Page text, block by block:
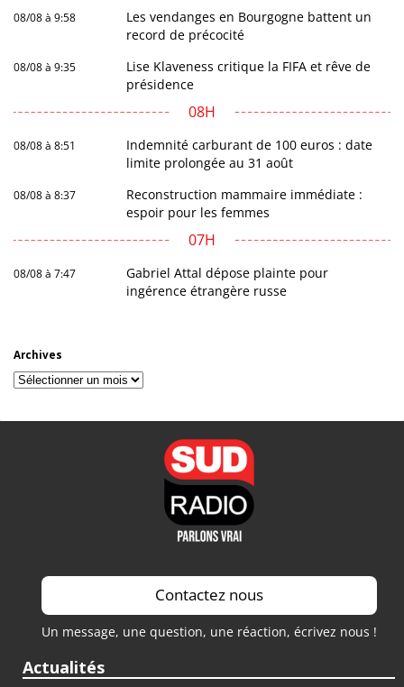
08/08 à 9:58
Les vendanges en Bourgogne battent un
record de précocité
08/08 à 9:35
Lise Klaveness critique la FIFA et rêve de
présidence
08H
08/08 à 8:51
Indemnité carburant de 100 euros : date
limite prolongée au 31 août
08/08 à 8:37
Reconstruction mammaire immédiate :
espoir pour les femmes
07H
08/08 à 7:47
Gabriel Attal dépose plainte pour
ingérence étrangère russe
Archives
Archives
Contactez nous
Un message, une question, une réaction, écrivez nous !
Actualités